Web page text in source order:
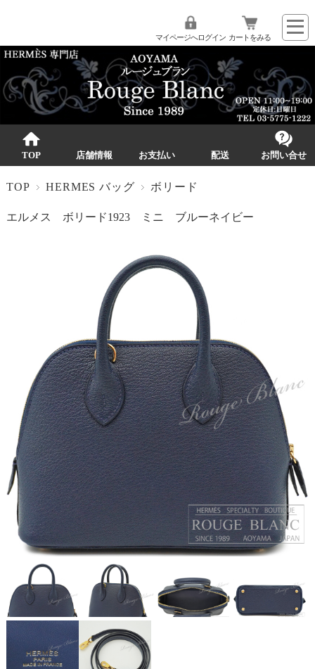
マイページへログイン カートをみる
TOP 店舗情報 お支払い 配送 お問い合せ
TOP HERMES バッグ ボリード
エルメス ボリード1923 ミニ ブルーネイビー